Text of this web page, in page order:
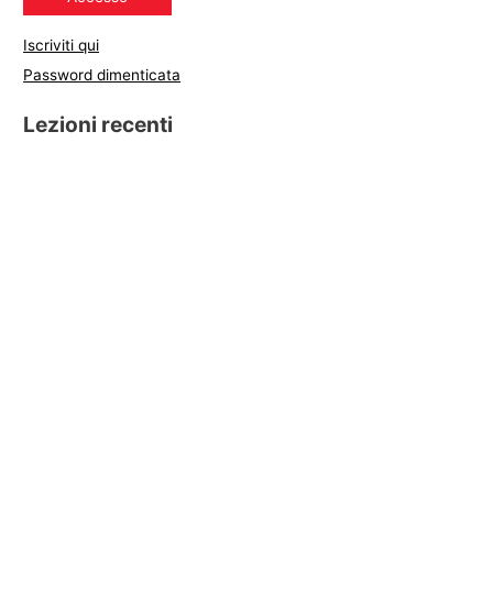
Iscriviti qui
Password dimenticata
Lezioni recenti